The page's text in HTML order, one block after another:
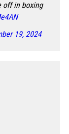
off in boxing
19, 2024